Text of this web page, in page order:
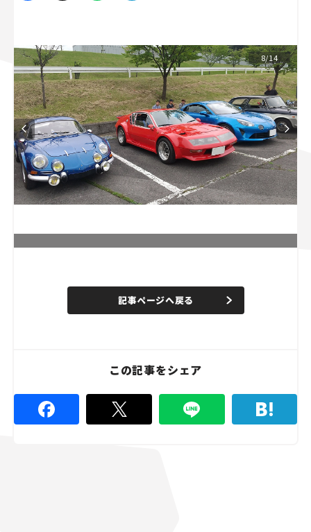
8/14
n
e
d
0
記事ページへ戻る
この記事をシェア